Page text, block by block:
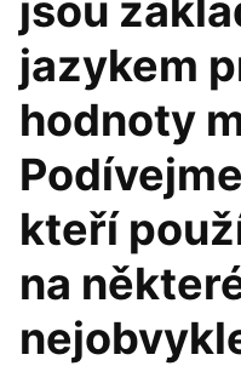
jsou
jazykem
hodnoty
kteří
na